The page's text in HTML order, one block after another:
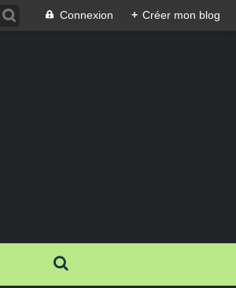
Connexion + Créer mon blog